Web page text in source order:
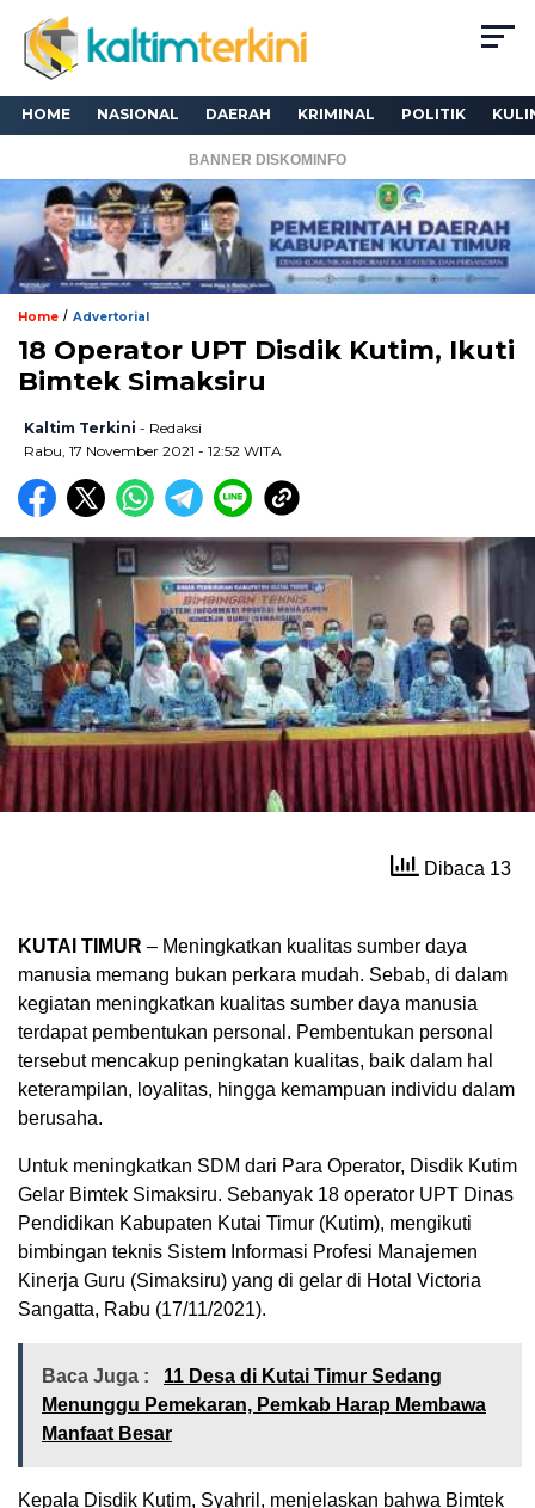
HOME NASIONAL DAERAH KRIMINAL POLITIK
BANNER DISKOMINFO
Home / Advertorial
18 Operator UPT Disdik Kutim, Ikuti
Bimtek Simaksiru
Kaltim Terkini - Redaksi
Rabu, 17 November 2021 - 12:52 WITA
Dibaca 13
KUTAI TIMUR – Meningkatkan kualitas sumber daya
manusia memang bukan perkara mudah. Sebab, di dalam
kegiatan meningkatkan kualitas sumber daya manusia
terdapat pembentukan personal. Pembentukan personal
tersebut mencakup peningkatan kualitas, baik dalam hal
keterampilan, loyalitas, hingga kemampuan individu dalam
berusaha.
Untuk meningkatkan SDM dari Para Operator, Disdik Kutim
Gelar Bimtek Simaksiru. Sebanyak 18 operator UPT Dinas
Pendidikan Kabupaten Kutai Timur (Kutim), mengikuti
bimbingan teknis Sistem Informasi Profesi Manajemen
Kinerja Guru (Simaksiru) yang di gelar di Hotal Victoria
Sangatta, Rabu (17/11/2021).
Baca Juga :
11 Desa di Kutai Timur Sedang
Menunggu Pemekaran, Pemkab Harap Membawa
Manfaat Besar
Kepala Disdik Kutim, Syahril, menjelaskan bahwa Bimtek